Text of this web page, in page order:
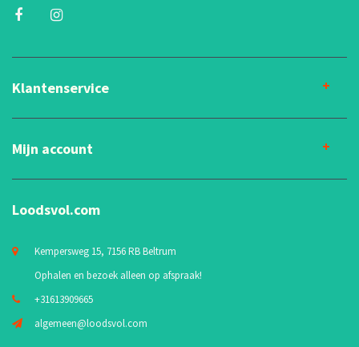
Klantenservice
Mijn account
Loodsvol.com
Kempersweg 15, 7156 RB Beltrum
Ophalen en bezoek alleen op afspraak!
+31613909665
algemeen@loodsvol.com